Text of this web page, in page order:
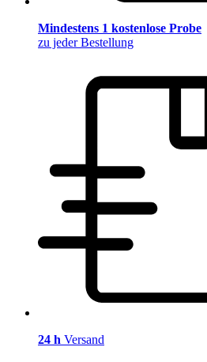
Mindestens 1 kostenlose Probe
zu jeder Bestellung
24 h Versand